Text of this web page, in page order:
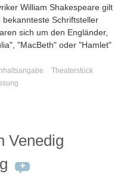
William Shakespeare gilt
Schriftsteller
sich um den Engländer,
"MacBeth" oder "Hamlet"
Theaterstück
Venedig